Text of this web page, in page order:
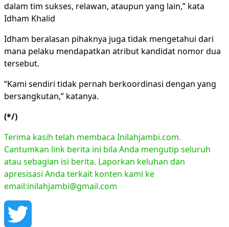
dalam tim sukses, relawan, ataupun yang lain,” kata
Idham Khalid
Idham beralasan pihaknya juga tidak mengetahui dari
mana pelaku mendapatkan atribut kandidat nomor dua
tersebut.
“Kami sendiri tidak pernah berkoordinasi dengan yang
bersangkutan,” katanya.
(*/)
Terima kasih telah membaca Inilahjambi.com.
Cantumkan link berita ini bila Anda mengutip seluruh
atau sebagian isi berita. Laporkan keluhan dan
apresisasi Anda terkait konten kami ke
email:inilahjambi@gmail.com